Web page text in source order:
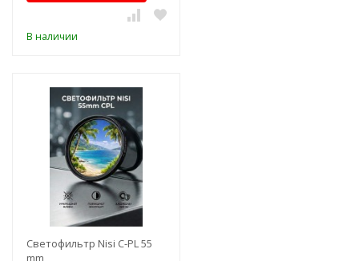
В наличии
Светофильтр Nisi C-PL 55
mm